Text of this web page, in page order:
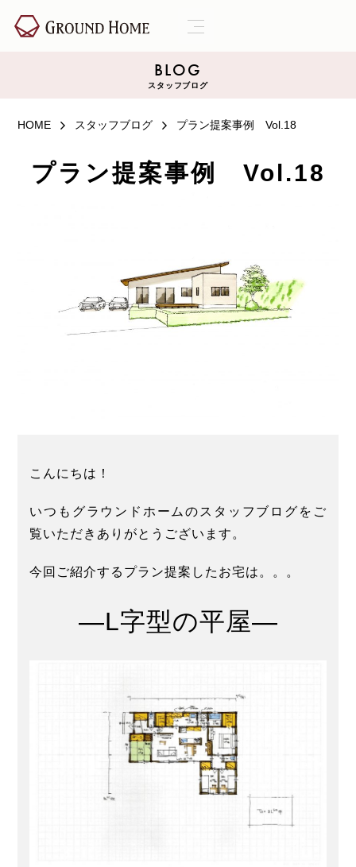
BLOG
スタッフブログ
HOME スタッフブログ プラン提案事例 Vol.18
プラン提案事例 Vol.18
こんにちは！
いつもグラウンドホームのスタッフブログをご
覧いただきありがとうございます。
今回ご紹介するプラン提案したお宅は。。。
―L字型の平屋―